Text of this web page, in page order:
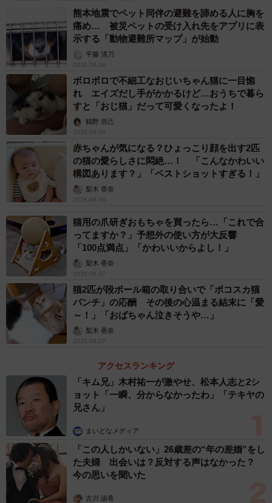
3/9
じっと飼い主さんを見つめるはちたくん（画像提供：@catsEYEeclipse
さん）
はちたくんと暮らす飼い主さん（@catsEYEeclipse）によ
ると、この日は投薬を始めて4日目くらいだったといいま
す。
「前日までは、ごはんに混ぜるとそのまま食べてくれてい
たんです。ところが、この日から急に薬だけより分けて残
すようにーー。『何か混ぜられてるな』と気づいたんでし
ょうね」
投稿した写真を撮影したとき、薬が残っていることにはま
ったく気づいていなかった飼い主さん。ごはんを食べ終え
てくつろいでいるはちたくんを撮影し、「かわいい写真が
撮れたな」と喜んでいたそうです。
「ところが、写真を拡大して見ていたら、お皿に薬が残っ
ていたんです。動かぬ証拠が写っていて笑ってしまいまし
た」
熊本地震でペット同伴の避難を諦める人に胸を
痛め… 被災ペットの受け入れ先をアプリに表
示する「動物避難所マップ」が始動
平藤 清刀
2026.08.08
ボロボロで不細工なおじいちゃん猫に一目惚
れ エイズだし手がかかるけど…おうちで暮ら
すと「おじ猫」だって可愛くなったよ！
鶴野 浩己
2026.08.08
赤ちゃんが気になる？ひょっこり顔を出す2匹
の猫の愛らしさに悶絶…！ 「こんなかわいい
構図あります？」「ベストショットすぎる！」
梨木 香奈
2026.08.08
猫用の爪研ぎおもちゃを買ったら…「これで合
ってますか？」予想外の使い方が大反響
「100点満点」「かわいいからよし！」
梨木 香奈
2026.08.07
猫2匹が段ボール箱の取り合いで「ポコスカ猫
パンチ」の応酬 その後の心温まる結末に「愛
～！」「おばちゃん泣きそうや…」
梨木 香奈
2026.08.07
アクセスランキング
「キム兄」木村祐一が激やせ、松本人志と2シ
ョット「一瞬、分からなかったわ」「テキヤの
兄さん」
まいどなメディア
「この人しかいない」26歳差の“年の差婚”をし
た夫婦 出会いは？反対する声はなかった？
今の思いを聞いた
古川 諭香